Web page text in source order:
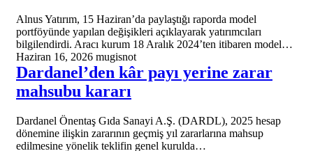
Alnus Yatırım, 15 Haziran’da paylaştığı raporda model
portföyünde yapılan değişikleri açıklayarak yatırımcıları
bilgilendirdi. Aracı kurum 18 Aralık 2024’ten itibaren model…
Haziran 16, 2026 mugisnot
Dardanel’den kâr payı yerine zarar
mahsubu kararı
Dardanel Önentaş Gıda Sanayi A.Ş. (DARDL), 2025 hesap
dönemine ilişkin zararının geçmiş yıl zararlarına mahsup
edilmesine yönelik teklifin genel kurulda…